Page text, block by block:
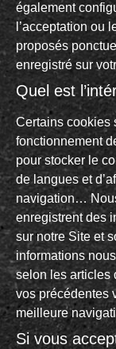
également
l’acceptation ou
proposés
enregistré sur
Quel est
Certains cookies
fonctionnement
pour stocker le
de langues et
navigation…
enregistrent des
sur notre Site et
informations
selon les articles
vos précédentes
meilleure
Si vous